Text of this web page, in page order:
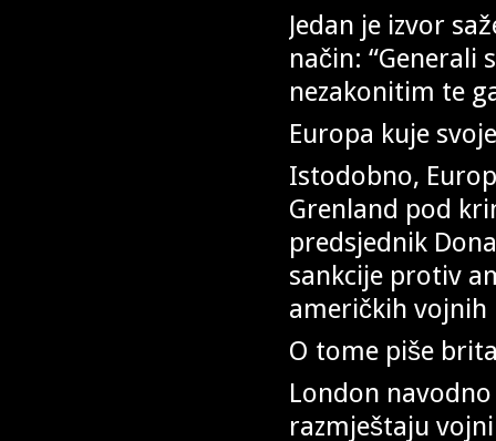
Jedan je izvor
način: “Generali
nezakonitim te
Europa kuje
Istodobno,
Grenland pod
predsjednik
sankcije protiv
američkih vojnih
O tome piše
London
razmještaju